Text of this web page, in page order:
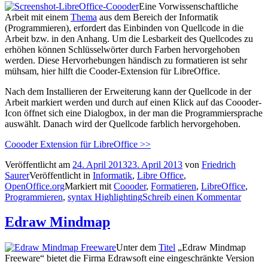
Eine Vorwissenschaftliche
Arbeit mit einem Thema aus dem Bereich der Informatik
(Programmieren), erfordert das Einbinden von Quellcode in die
Arbeit bzw. in den Anhang. Um die Lesbarkeit des Quellcodes zu
erhöhen können Schlüsselwörter durch Farben hervorgehoben
werden. Diese Hervorhebungen händisch zu formatieren ist sehr
mühsam, hier hilft die Cooder-Extension für LibreOffice.
Nach dem Installieren der Erweiterung kann der Quellcode in der
Arbeit markiert werden und durch auf einen Klick auf das Coooder-
Icon öffnet sich eine Dialogbox, in der man die Programmiersprache
auswählt. Danach wird der Quellcode farblich hervorgehoben.
Coooder Extension für LibreOffice >>
Veröffentlicht am 24. April 201323. April 2013 von Friedrich
SaurerVeröffentlicht in Informatik, Libre Office,
OpenOffice.orgMarkiert mit Coooder, Formatieren, LibreOffice,
Programmieren, syntax HighlightingSchreib einen Kommentar
Edraw Mindmap
Unter dem Titel „Edraw Mindmap
Freeware“ bietet die Firma Edrawsoft eine eingeschränkte Version